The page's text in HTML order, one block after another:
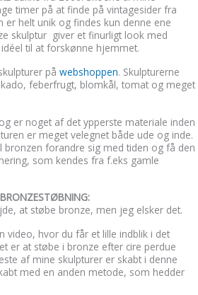
timer på at finde på vintagesider fra
er helt unik og findes kun denne ene
skulptur giver et finurligt look med
til at forskønne hjemmet.
på webshoppen. Skulpturerne
feberfrugt, blomkål, tomat og meget
er noget af det ypperste materiale inden
er meget velegnet både ude og inde.
bronzen forandre sig med tiden og få den
som kendes fra f.eks gamle
BRONZESTØBNING:
at støbe bronze, men jeg elsker det.
video, hvor du får et lille indblik i det
er at støbe i bronze efter cire perdue
af mine skulpturer er skabt i denne
med en anden metode, som hedder